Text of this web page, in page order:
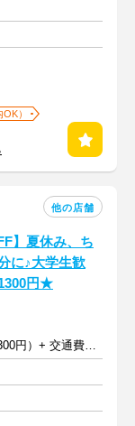
）
他の店舗
】夏休み、ち
に♪大学生歓
円★
時給1100円（※土日祝日:1300円）+ 交通費一部支給